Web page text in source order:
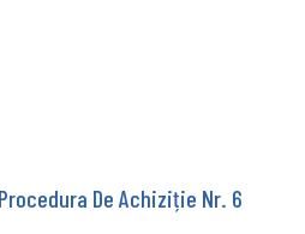
De Achiziție Nr. 6